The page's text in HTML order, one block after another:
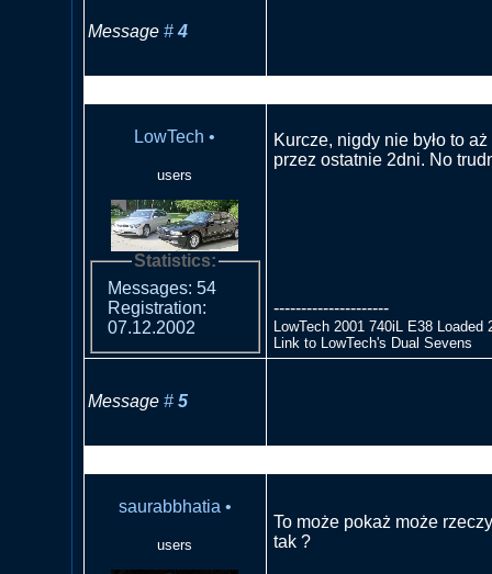
Message #4
LowTech •
users
Statistics:
Messages: 54
Registration:
07.12.2002
Kurcze, nigdy nie było to
przez ostatnie 2dni. No
---------------------
LowTech 2001 740iL E38
Link to LowTech's Dual Sevens
Message # 5
saurabbhatia •
users
To może pokaż może
tak ?